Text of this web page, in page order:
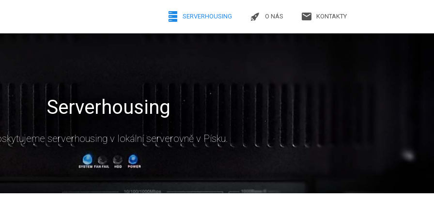
SERVERHOUSING O NÁS KONTAKTY
Serverhousing
serverhousing v lokální serverovně v Písku.